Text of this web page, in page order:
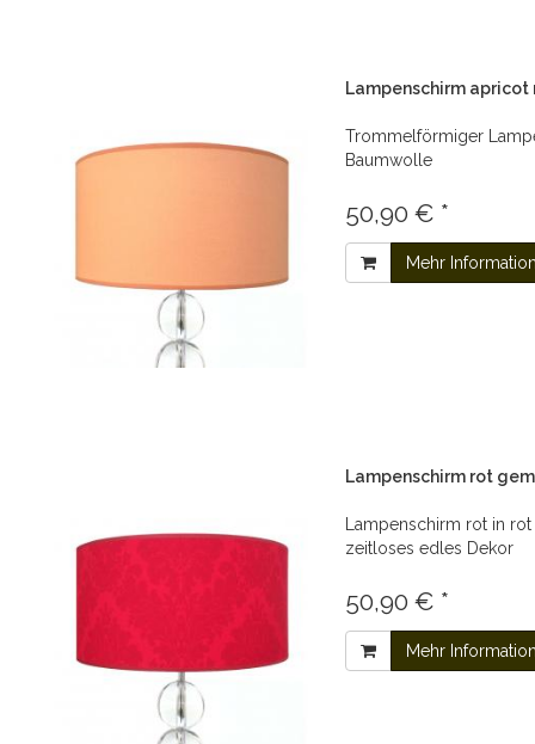
Lampenschirm apricot
Trommelförmiger
Baumwolle
50,90 € *
Mehr
Lampenschirm rot
Lampenschirm rot in
zeitloses edles Dekor
50,90 € *
Mehr